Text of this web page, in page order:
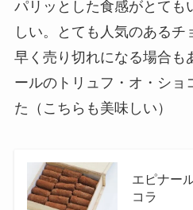
パリッとした食感がとても
しい。とても人気のあるチ
早く売り切れになる場合も
ールのトリュフ・オ・ショ
た（こちらも美味しい）
エピナー
コラ